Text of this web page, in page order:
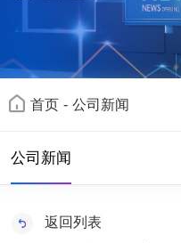
公司新闻
首页 - 公司新闻
返回列表